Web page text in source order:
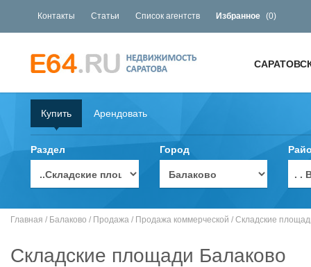
Контакты Статьи Список агентств Избранное (0)
Купить Арендовать
Раздел Город
. .
Главная / Балаково / Продажа / Продажа коммерческой / Складские
Складские площади Балаково